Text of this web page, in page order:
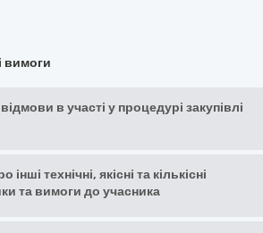
вимоги
в участі у процедурі закупівлі
інші технічні, якісні та кількісні
та вимоги до учасника